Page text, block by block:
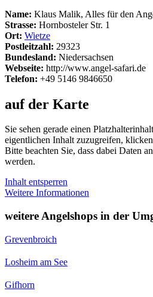
Name: Klaus Malik, Alles für den
Strasse: Hornbosteler Str. 1
Ort: Wietze
Postleitzahl: 29323
Bundesland: Niedersachsen
Webseite: http://www.angel-safari.de
Telefon: +49 5146 9846650
auf der Karte
Sie sehen gerade einen
eigentlichen Inhalt zuzugreifen,
Bitte beachten Sie, dass dabei Daten
werden.
Inhalt entsperren
Weitere Informationen
weitere Angelshops in der
Grevenbroich
Losheim am See
Gifhorn